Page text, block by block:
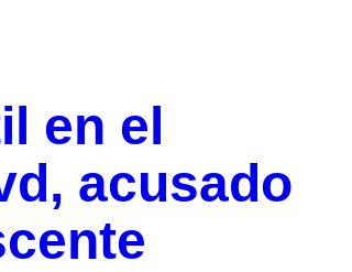
en el
acusado